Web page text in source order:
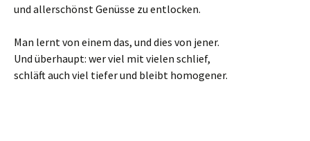
und allerschönst Genüsse zu entlocken.
Man lernt von einem das, und dies von jener.
Und überhaupt: wer viel mit vielen schlief,
schläft auch viel tiefer und bleibt homogener.